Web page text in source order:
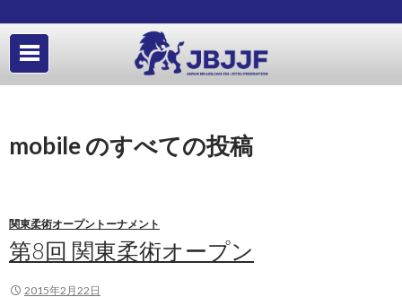
mobile のすべての投稿
関東柔術オープントーナメント
第8回 関東柔術オープン
2015年2月22日